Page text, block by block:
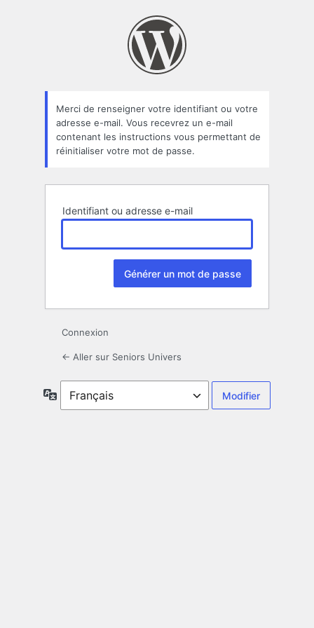
oublié
Merci de renseigner votre identifiant ou votre
adresse e-mail. Vous recevrez un e-mail
contenant les instructions vous permettant de
réinitialiser votre mot de passe.
Identifiant ou adresse e-mail
Connexion
← Aller sur Seniors Univers
Langue